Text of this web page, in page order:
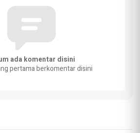
ada komentar disini
pertama berkomentar disini